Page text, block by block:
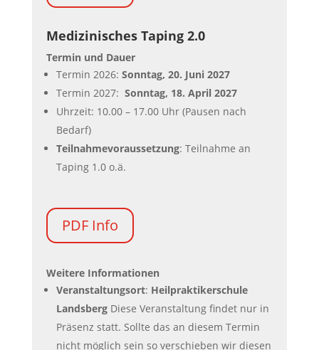
Medizinisches Taping 2.0
Termin und Dauer
Termin 2026: Sonntag, 20. Juni 2027
Termin 2027: Sonntag, 18. April 2027
Uhrzeit: 10.00 – 17.00 Uhr (Pausen nach
Bedarf)
Teilnahmevoraussetzung: Teilnahme an
Taping 1.0 o.ä.
PDF Info
Weitere Informationen
Veranstaltungsort: Heilpraktikerschule
Landsberg Diese Veranstaltung findet nur in
Präsenz statt. Sollte das an diesem Termin
nicht möglich sein so verschieben wir diesen